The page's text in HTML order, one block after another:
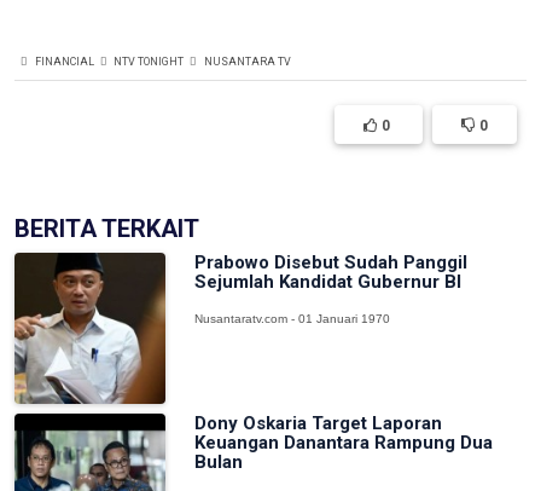
FINANCIAL NTV TONIGHT NUSANTARA TV
0 0
BERITA TERKAIT
Prabowo Disebut Sudah Panggil
Sejumlah Kandidat Gubernur BI
Nusantaratv.com - 01 Januari 1970
Dony Oskaria Target Laporan
Keuangan Danantara Rampung Dua
Bulan